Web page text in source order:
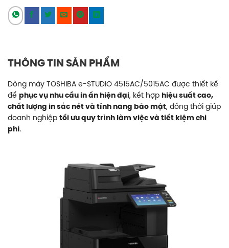
THÔNG TIN SẢN PHẨM
Dòng máy TOSHIBA e-STUDIO 4515AC/5015AC được thiết kế
để phục vụ nhu cầu in ấn hiện đại, kết hợp hiệu suất cao,
chất lượng in sắc nét và tính năng bảo mật, đồng thời giúp
doanh nghiệp tối ưu quy trình làm việc và tiết kiệm chi
phí.